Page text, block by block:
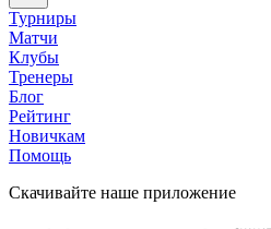
Турниры
Матчи
Клубы
Тренеры
Блог
Рейтинг
Новичкам
Помощь
Скачивайте наше приложение